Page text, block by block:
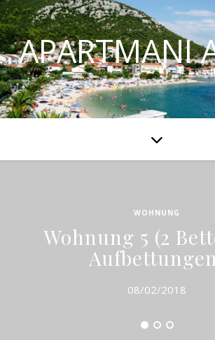
APARTMANI
WOHNUNG
Wohnung 5 (2
08/02/2018